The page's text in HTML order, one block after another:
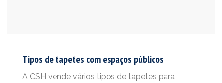
Tipos de tapetes com espaços públicos
A CSH vende vários tipos de tapetes para